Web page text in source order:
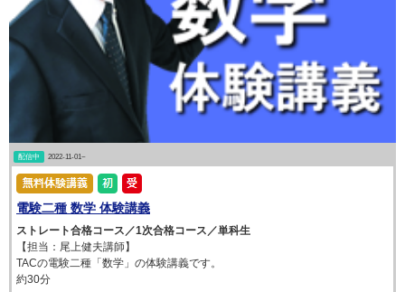
配信中 2022-11-01~
電験二種 数学 体験講義
ストレート合格コース／1次合格コース／単科生
【担当：尾上健夫講師】
TACの電験二種「数学」の体験講義です。
約30分